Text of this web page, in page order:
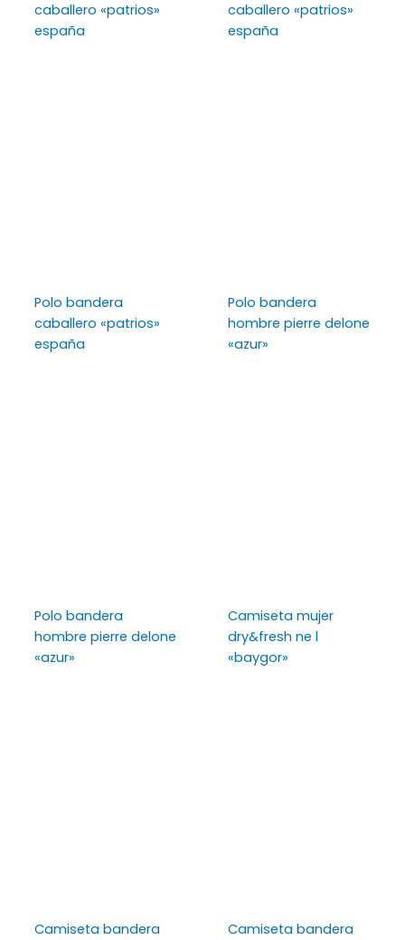
caballero «patrios»
españa
caballero «patrios»
españa
Polo bandera
caballero «patrios»
españa
Polo bandera
hombre pierre delone
«azur»
Polo bandera
hombre pierre delone
«azur»
Camiseta mujer
dry&fresh ne l
«baygor»
Camiseta bandera
Camiseta bandera